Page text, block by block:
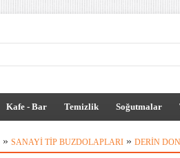
Kafe - Bar Temizlik Soğutmalar
» SANAYI TIP BUZDOLAPLARI » DERIN